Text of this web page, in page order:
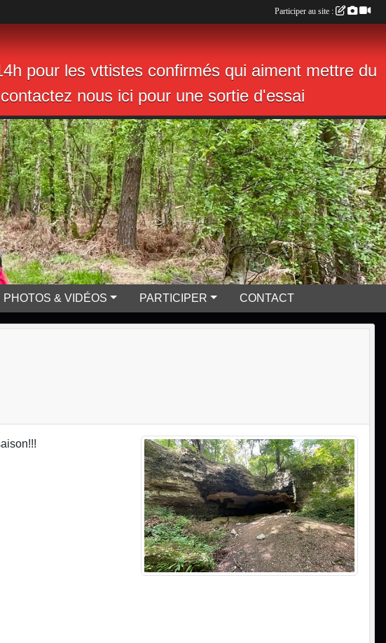
pour les vttistes confirmés qui aiment mettre du
nous ici pour une sortie d'essai
PHOTOS & VIDÉOS PARTICIPER CONTACT
Participer au site :